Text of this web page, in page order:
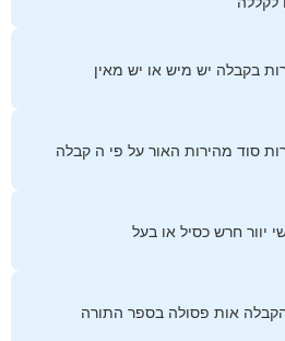
בקבלה יש מיש או יש מאין
סוד מהירות האור על פי ה קבלה
יוור חרש כסיל או בעל
אות פסולה בספר התורה